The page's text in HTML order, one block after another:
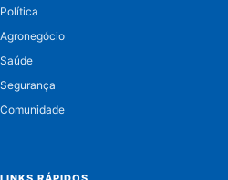
Política
Agronegócio
Saúde
Segurança
Comunidade